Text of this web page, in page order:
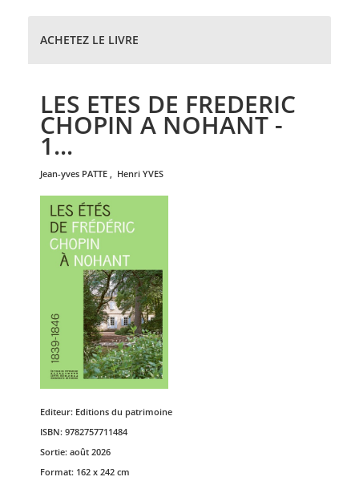
ACHETEZ LE LIVRE
LES ETES DE FREDERIC
CHOPIN A NOHANT -
1...
jean-yves PATTE , henri YVES
Editeur: Editions du patrimoine
ISBN: 9782757711484
Sortie: août 2026
Format: 162 x 242 cm